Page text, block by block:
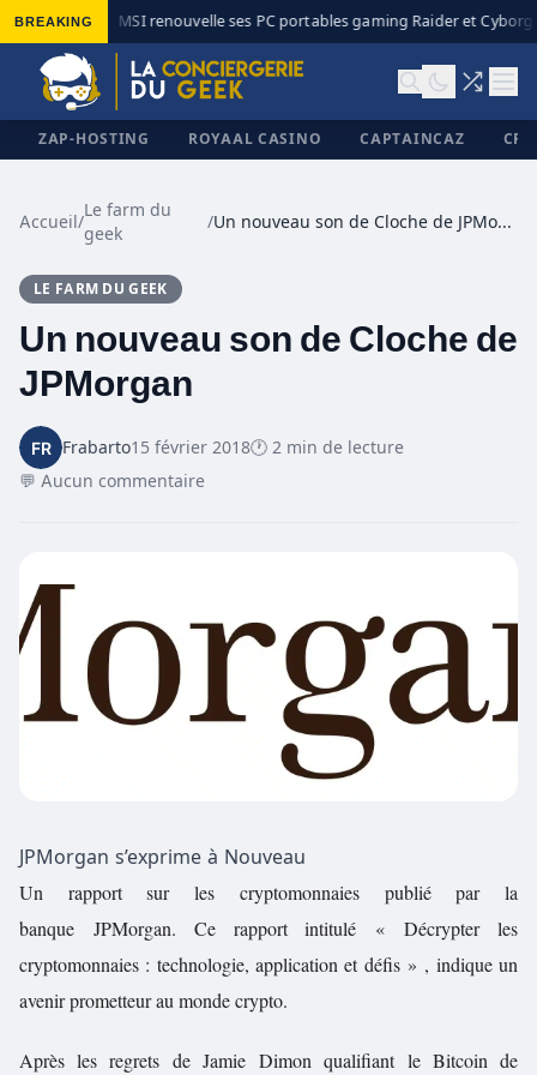
BREAKING MSI renouvelle ses PC portables gaming Raider et Cyborg
ZAP-HOSTING ROYAAL CASINO CAPTAINCAZ
Accueil/
Le farm du
geek
/ Un nouveau son de Cloche de JPMorgan
LE FARM DU GEEK
Un nouveau son de Cloche de
JPMorgan
Frabarto15 février 2018🕐 2 min de lecture
💬 Aucun commentaire
JPMorgan s’exprime à Nouveau
Un rapport sur les cryptomonnaies publié par la
banque JPMorgan. Ce rapport intitulé « Décrypter les
cryptomonnaies : technologie, application et défis » , indique un
avenir prometteur au monde crypto.
Après les regrets de Jamie Dimonqualifiant le Bitcoin de